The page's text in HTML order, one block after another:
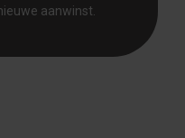
aanwinst.